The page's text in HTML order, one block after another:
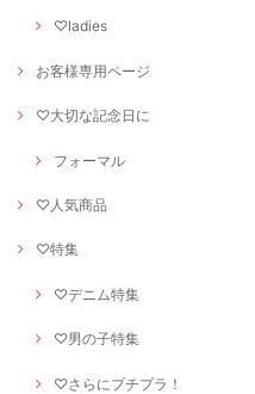
♡ladies
お客様専用ページ
♡大切な記念日に
フォーマル
♡人気商品
♡特集
♡デニム特集
♡男の子特集
♡さらにプチプラ！